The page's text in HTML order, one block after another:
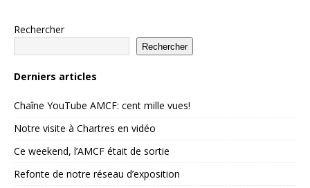
Rechercher
Rechercher
Derniers articles
Chaîne YouTube AMCF: cent mille vues!
Notre visite à Chartres en vidéo
Ce weekend, l’AMCF était de sortie
Refonte de notre réseau d’exposition